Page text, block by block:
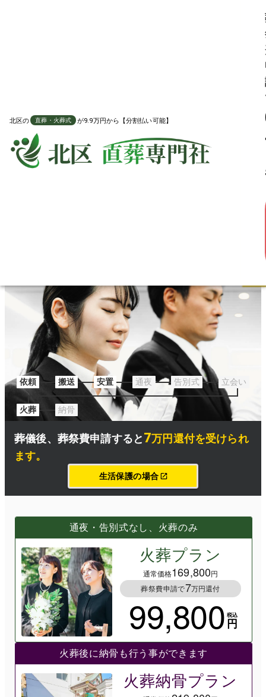
北区の 直葬・火葬式 が9.9万円から【分割払い可能】
火葬 代行プラン
直葬・火葬式に必要な項目を全て含んだプラン
依頼 搬送 安置 通夜 告別式 立会い
火葬 納骨
葬儀後、 葬祭費申請すると7万円還付を受けられ
ます。
生活保護の場合
通夜・告別式なし、火葬のみ
火葬プラン
通常価格169,800 円
葬祭費申請で7万円還付
99,800 税込
円
火葬後に納骨も行う事ができます
火葬納骨プラン